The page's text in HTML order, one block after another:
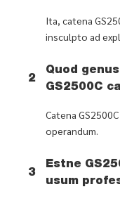
Ita, catena
insculpto ad
2
Quod
GS2500C
Catena
operandum.
3
Estne
usum